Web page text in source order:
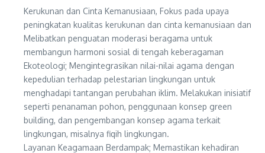
Kerukunan dan Cinta Kemanusiaan, Fokus pada upaya
peningkatan kualitas kerukunan dan cinta kemanusiaan dan
Melibatkan penguatan moderasi beragama untuk
membangun harmoni sosial di tengah keberagaman
Ekoteologi; Mengintegrasikan nilai-nilai agama dengan
kepedulian terhadap pelestarian lingkungan untuk
menghadapi tantangan perubahan iklim. Melakukan inisiatif
seperti penanaman pohon, penggunaan konsep green
building, dan pengembangan konsep agama terkait
lingkungan, misalnya fiqih lingkungan.
Layanan Keagamaan Berdampak; Memastikan kehadiran